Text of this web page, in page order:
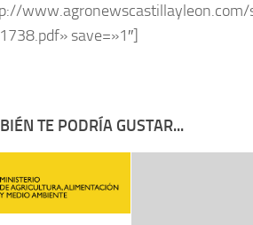
save=»1″]
TE PODRÍA GUSTAR...